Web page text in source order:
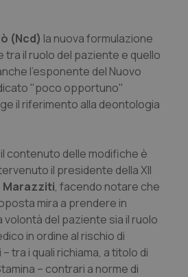
(Ncd) la nuova formulazione
il ruolo del paziente e quello
l'esponente del Nuovo
"poco opportuno"
il riferimento alla deontologia
contenuto delle modifiche è
il presidente della XII
Marazziti, facendo notare che
mira a prendere in
del paziente sia il ruolo
in ordine al rischio di
tra i quali richiama, a titolo di
– contrari a norme di